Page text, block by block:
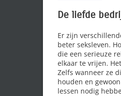
De liefde
Er zijn
beter seksleven.
die een serieuze
elkaar te vrijen.
Zelfs wanneer ze
houden en
lessen nodig